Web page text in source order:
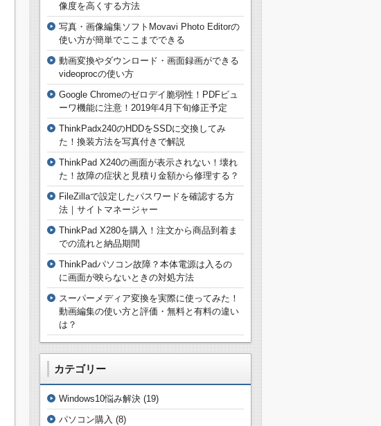
像度を高くする方法
写真・画像編集ソフトMovavi Photo Editorの
使い方が簡単でここまでできる
動画変換やダウンロード・画面録画ができる
videoprocの使い方
Google Chromeのゼロデイ脆弱性！PDFビュ
ーワ機能に注意！2019年4月下旬修正予定
ThinkPadx240のHDDをSSDに交換してみ
た！換装方法を写真付きで解説
ThinkPad X240の画面が表示されない！壊れ
た！故障の症状と見積り金額から修理する？
FileZillaで設定したパスワードを確認する方
法｜サイトマネージャー
ThinkPad X280を購入！注文から商品到着ま
での流れと納品期間
ThinkPadパソコン故障？本体電源は入るの
に画面が映らないときの対処方法
スーパーメディア変換を実際に使ってみた！
動画編集の使い方と評価・無料と有料の違い
は？
カテゴリー
Windows10悩み解決 (19)
パソコン購入 (8)